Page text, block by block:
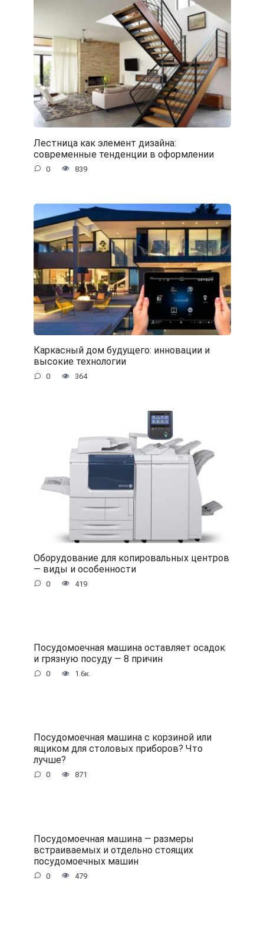
Лестница как элемент дизайна:
современные тенденции в оформлении
0 839
Каркасный дом будущего: инновации и
высокие технологии
0 364
Оборудование для копировальных центров
— виды и особенности
0 419
Посудомоечная машина оставляет осадок
и грязную посуду — 8 причин
0 1.6к.
Посудомоечная машина с корзиной или
ящиком для столовых приборов? Что
лучше?
0 871
Посудомоечная машина — размеры
встраиваемых и отдельно стоящих
посудомоечных машин
0 479